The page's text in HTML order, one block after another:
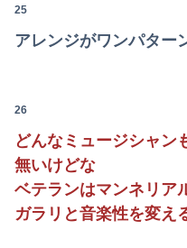
25
アレンジがワンパター
26
どんなミュージシャン
無いけどな
ベテランはマンネリア
ガラリと音楽性を変え